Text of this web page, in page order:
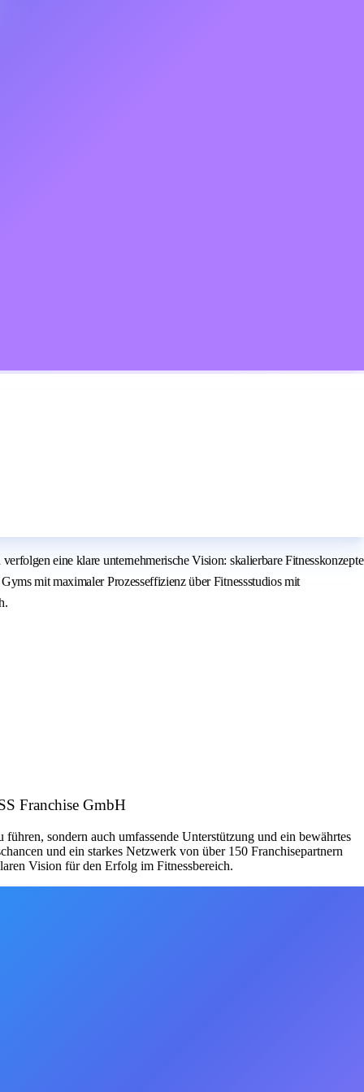
eine klare unternehmerische Vision: skalierbare Fitnesskonzepte
mit maximaler Prozesseffizienz über Fitnessstudios mit
Franchise GmbH
sondern auch umfassende Unterstützung und ein bewährtes
und ein starkes Netzwerk von über 150 Franchisepartnern
Vision für den Erfolg im Fitnessbereich.